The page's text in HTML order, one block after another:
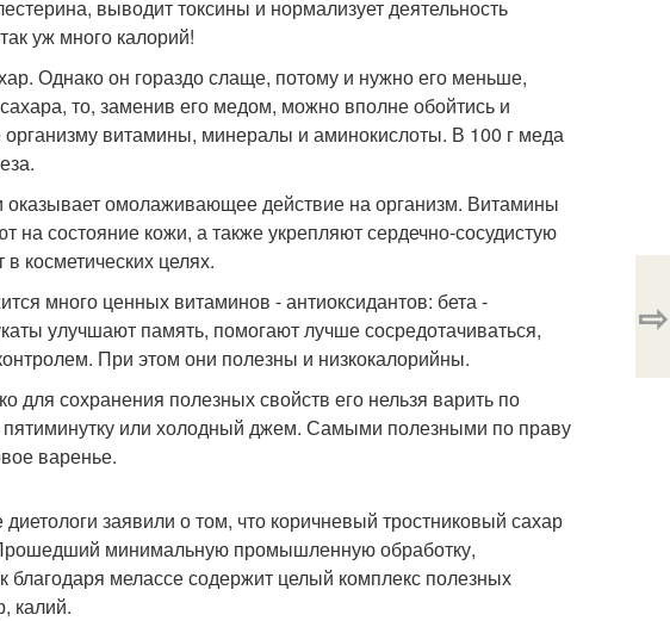
выводит токсины и нормализует деятельность
уж много калорий!
Однако он гораздо слаще, потому и нужно его меньше,
то, заменив его медом, можно вполне обойтись и
витамины, минералы и аминокислоты. В 100 г меда
оказывает омолаживающее действие на организм. Витамины
на состояние кожи, а также укрепляют сердечно-сосудистую
косметических целях.
много ценных витаминов - антиоксидантов: бета -
улучшают память, помогают лучше сосредотачиваться,
При этом они полезны и низкокалорийны.
сохранения полезных свойств его нельзя варить по
или холодный джем. Самыми полезными по праву
варенье.
заявили о том, что коричневый тростниковый сахар
Прошедший минимальную промышленную обработку,
благодаря мелассе содержит целый комплекс полезных
калий.
⇨